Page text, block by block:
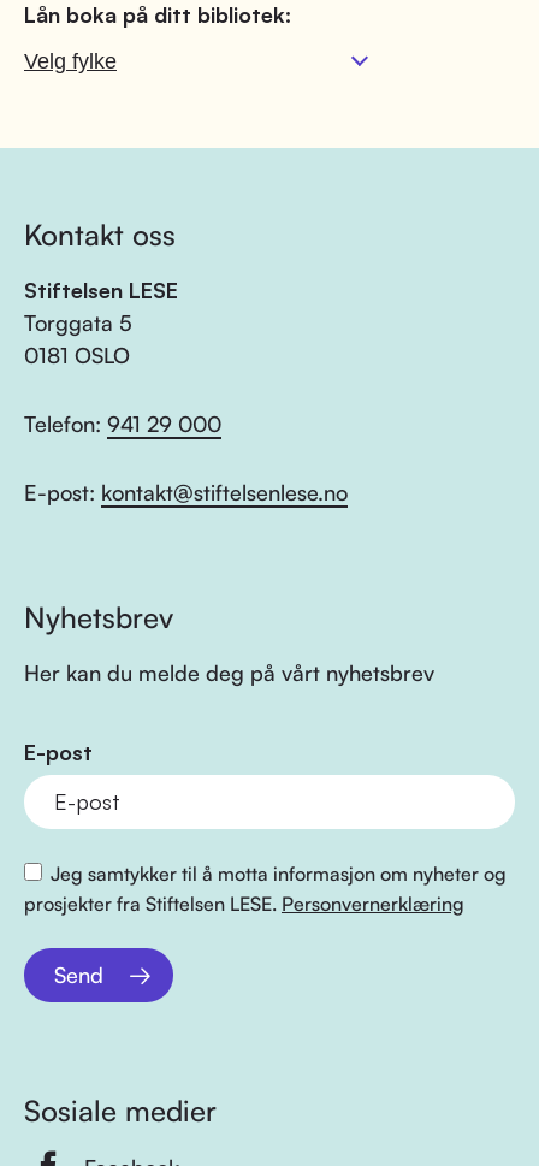
Lån boka på ditt bibliotek:
Kontakt oss
Stiftelsen LESE
Torggata 5
0181 OSLO
Telefon: 941 29 000
E-post: kontakt@stiftelsenlese.no
Nyhetsbrev
Her kan du melde deg på vårt nyhetsbrev
E-post
Jeg samtykker til å motta informasjon om nyheter og
prosjekter fra Stiftelsen LESE. Personvernerklæring
Send
Sosiale medier